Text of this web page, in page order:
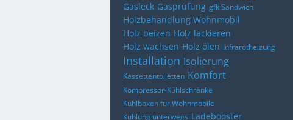
Gasleck Gasprüfung gfk Sandwich
Holzbehandlung Wohnmobil
Holz beizen Holz lackieren
Holz wachsen Holz ölen Infrarotheizung
Installation Isolierung
Kassettentoiletten Komfort
Kompressor-Kühlschränke
Kühlboxen für Wohnmobile
Kühlung unterwegs Ladebooster